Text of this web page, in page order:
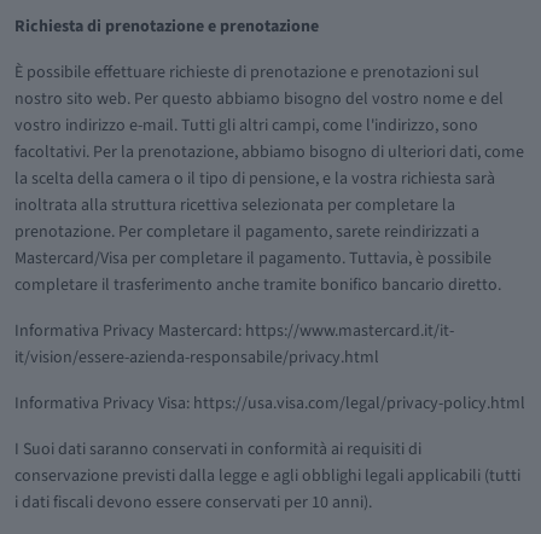
Richiesta di prenotazione e prenotazione
È possibile effettuare richieste di prenotazione e prenotazioni sul
nostro sito web. Per questo abbiamo bisogno del vostro nome e del
vostro indirizzo e-mail. Tutti gli altri campi, come l'indirizzo, sono
facoltativi. Per la prenotazione, abbiamo bisogno di ulteriori dati, come
la scelta della camera o il tipo di pensione, e la vostra richiesta sarà
inoltrata alla struttura ricettiva selezionata per completare la
prenotazione. Per completare il pagamento, sarete reindirizzati a
Mastercard/Visa per completare il pagamento. Tuttavia, è possibile
completare il trasferimento anche tramite bonifico bancario diretto.
Informativa Privacy Mastercard: https://www.mastercard.it/it-
it/vision/essere-azienda-responsabile/privacy.html
Informativa Privacy Visa: https://usa.visa.com/legal/privacy-policy.html
I Suoi dati saranno conservati in conformità ai requisiti di
conservazione previsti dalla legge e agli obblighi legali applicabili (tutti
i dati fiscali devono essere conservati per 10 anni).